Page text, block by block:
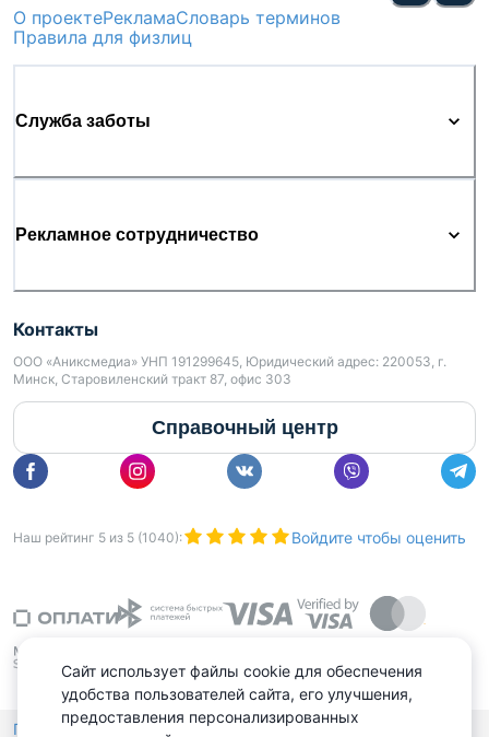
О проектеРекламаСловарь терминов
Правила для физлиц
Служба заботы
Рекламное сотрудничество
Контакты
ООО «Аниксмедиа» УНП 191299645, Юридический адрес: 220053, г.
Минск, Старовиленский тракт 87, офис 303
Справочный центр
Наш рейтинг 5 из 5 (1040): Войдите чтобы оценить
Политика конфиденциальности,
Сайт использует файлы cookie для обеспечения
удобства пользователей сайта, его улучшения,
предоставления персонализированных